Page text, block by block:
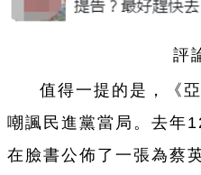
評
值得一提的是，《
嘲諷民進黨當局。去年
在臉書公佈了一張為蔡